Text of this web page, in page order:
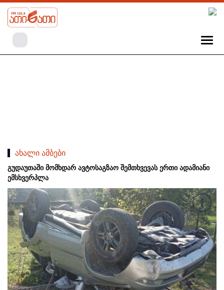
ახალი ამბები
გუდაუთაში მომხდარ ავტოსაგზაო შემთხვევას ერთი ადამიანი
ემსხვერპლა